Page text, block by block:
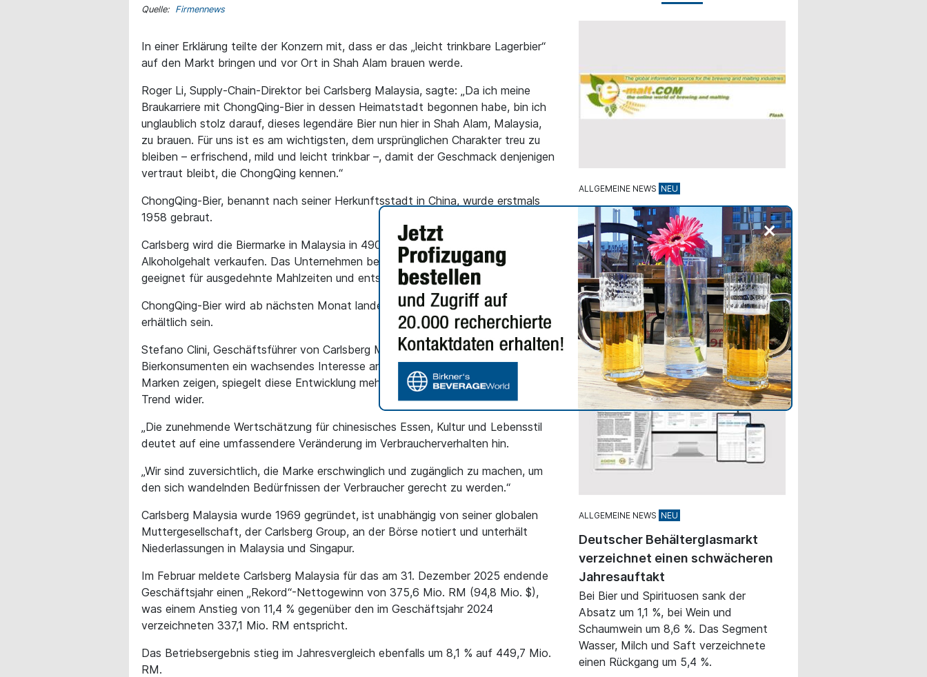
+
Quelle: Firmennews
In einer Erklärung teilte der Konzern mit, dass er das „leicht trinkbare Lagerbier“
auf den Markt bringen und vor Ort in Shah Alam brauen werde.
Roger Li, Supply-Chain-Direktor bei Carlsberg Malaysia, sagte: „Da ich meine
Braukarriere mit ChongQing-Bier in dessen Heimatstadt begonnen habe, bin ich
unglaublich stolz darauf, dieses legendäre Bier nun hier in Shah Alam, Malaysia,
zu brauen. Für uns ist es am wichtigsten, dem ursprünglichen Charakter treu zu
bleiben – erfrischend, mild und leicht trinkbar –, damit der Geschmack denjenigen
vertraut bleibt, die ChongQing kennen.“
ChongQing-Bier, benannt nach seiner Herkunftsstadt in China, wurde erstmals
1958 gebraut.
Carlsberg wird die Biermarke in Malaysia in 490-ml-Dosen mit 3,8 %
Alkoholgehalt verkaufen. Das Unternehmen beschreibt die Marke als „gut
geeignet für ausgedehnte Mahlzeiten und entspannte gesellige Anlässe“.
ChongQing-Bier wird ab nächsten Monat landesweit in 99 Speedmart-Filialen
erhältlich sein.
Stefano Clini, Geschäftsführer von Carlsberg Malaysia, sagte: „Da malaysische
Bierkonsumenten ein wachsendes Interesse an authentischen chinesischen
Marken zeigen, spiegelt diese Entwicklung mehr als nur einen vorübergehenden
Trend wider.
„Die zunehmende Wertschätzung für chinesisches Essen, Kultur und Lebensstil
deutet auf eine umfassendere Veränderung im Verbraucherverhalten hin.
„Wir sind zuversichtlich, die Marke erschwinglich und zugänglich zu machen, um
den sich wandelnden Bedürfnissen der Verbraucher gerecht zu werden.“
Carlsberg Malaysia wurde 1969 gegründet, ist unabhängig von seiner globalen
Muttergesellschaft, der Carlsberg Group, an der Börse notiert und unterhält
Niederlassungen in Malaysia und Singapur.
Im Februar meldete Carlsberg Malaysia für das am 31. Dezember 2025 endende
Geschäftsjahr einen „Rekord“-Nettogewinn von 375,6 Mio. RM (94,8 Mio. $),
was einem Anstieg von 11,4 % gegenüber den im Geschäftsjahr 2024
verzeichneten 337,1 Mio. RM entspricht.
Das Betriebsergebnis stieg im Jahresvergleich ebenfalls um 8,1 % auf 449,7 Mio.
RM.
ALLGEMEINE NEWS
Zypern: Bierlieferungen in Zypern
gehen im Mai um 2,4 % zurück
Konkret beliefen sich die gesamten
Bierlieferungen im Mai 2026 auf
4.389.649 Liter, verglichen mit
4.497.608 Litern im Mai 2025, was
einem Rückgang von 2,4 % entspricht.
ALLGEMEINE NEWS
Deutscher Behälterglasmarkt
verzeichnet einen schwächeren
Jahresauftakt
Bei Bier und Spirituosen sank der
Absatz um 1,1 %, bei Wein und
Schaumwein um 8,6 %. Das Segment
Wasser, Milch und Saft verzeichnete
einen Rückgang um 5,4 %.